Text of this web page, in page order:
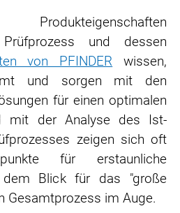
und dessen
von PFINDER wissen,
und sorgen mit den
für einen optimalen
mit der Analyse des Ist-
zeigen sich oft
für erstaunliche
dem Blick für das "große
Gesamtprozess im Auge.